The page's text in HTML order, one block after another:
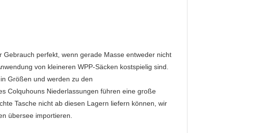
perfekt, wenn gerade Masse entweder nicht
von kleineren WPP-Säcken kostspielig sind.
Größen und werden zu den
Colquhouns Niederlassungen führen eine große
Tasche nicht ab diesen Lagern liefern können, wir
übersee importieren.